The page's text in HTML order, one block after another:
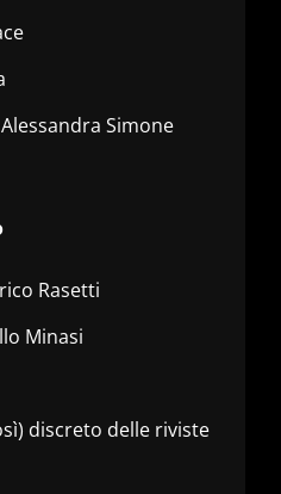
Simone
Rasetti
Minasi
discreto delle riviste